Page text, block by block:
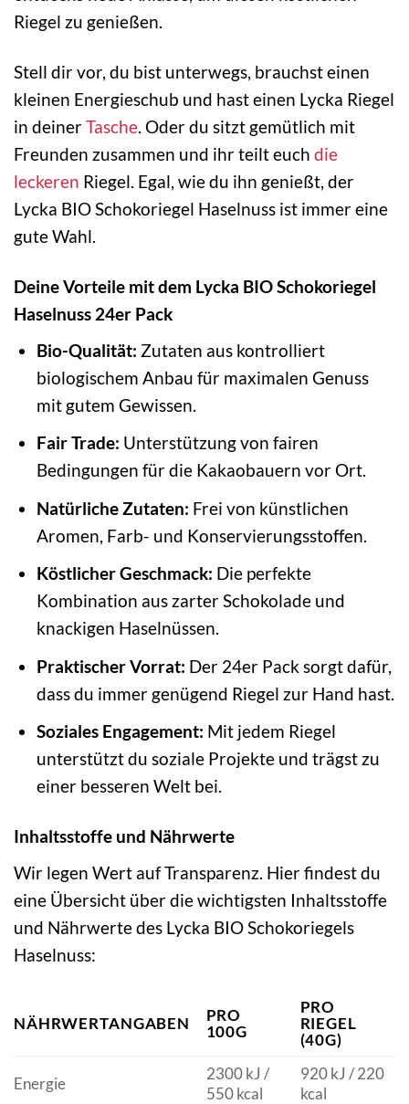
Riegel zu genießen.
Stell dir vor, du bist unterwegs, brauchst einen
kleinen Energieschub und hast einen Lycka Riegel
in deinerTasche. Oder du sitzt gemütlich mit
Freunden zusammen und ihr teilt euch die
leckeren Riegel. Egal, wie du ihn genießt, der
Lycka BIO Schokoriegel Haselnuss ist immer eine
gute Wahl.
Deine Vorteile mit dem Lycka BIO Schokoriegel
Haselnuss 24er Pack
Bio-Qualität: Zutaten aus kontrolliert
biologischem Anbau für maximalen Genuss
mit gutem Gewissen.
Fair Trade: Unterstützung von fairen
Bedingungen für die Kakaobauern vor Ort.
Natürliche Zutaten: Frei von künstlichen
Aromen, Farb- und Konservierungsstoffen.
Köstlicher Geschmack: Die perfekte
Kombination aus zarter Schokolade und
knackigen Haselnüssen.
Praktischer Vorrat: Der 24er Pack sorgt dafür,
dass du immer genügend Riegel zur Hand hast.
Soziales Engagement: Mit jedem Riegel
unterstützt du soziale Projekte und trägst zu
einer besseren Welt bei.
Inhaltsstoffe und Nährwerte
Wir legen Wert auf Transparenz. Hier findest du
eine Übersicht über die wichtigsten Inhaltsstoffe
und Nährwerte des Lycka BIO Schokoriegels
Haselnuss:
NÄHRWERTANGABEN
PRO
100G
PRO
RIEGEL
(40G)
Energie
2300 kJ /
550 kcal
920 kJ / 220
kcal